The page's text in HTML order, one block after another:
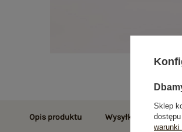
Opis produktu Wysyłka i dostawa
Sklep
warunki